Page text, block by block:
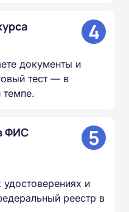
4
документы и
тест — в
ФИС
5
и
реестр в